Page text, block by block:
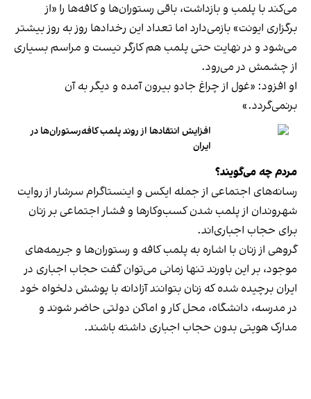
می‌کند با پلمب و بازداشت، باقی رستوران‌ها و کافه‌ها را «از
برگزاری ایونت» بازمی‌دارد اما تعداد این رخدادها روز به روز بیشتر
می‌شود و در نهایت حتی پلمب هم کارگر نیست و مراسم بسیاری
از چشمش در می‌رود.
او افزود: «غول از چراغ جادو بیرون آمده و دیگر به آن
برنمی‎‌گردد.»
افزایش انتقادها از روند پلمب کافه‌رستوران‌ها در
ایران
مردم چه می‌گویند؟
رسانه‎‌های اجتماعی از جمله ایکس و اینستاگرام سرشار از روایت
شهروندان از پلمب شدن کسب‌وکارها و فشار اجتماعی بر زنان
برای حجاب اجباری‌اند.
گروهی از زنان با اشاره به پلمب کافه و رستوران‌ها و جریمه‌های
موجود، بر این باورند تنها زمانی می‌توان گفت حجاب اجباری در
ایران برچیده شده که زنان بتوانند آزادانه با پوشش دلخواه خود
در مدرسه، دانشگاه، محل کار و اماکن دولتی حاضر شوند و
مدارک هویتی بدون حجاب اجباری داشته باشند.